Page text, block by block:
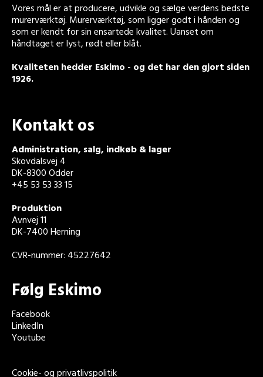
Vores mål er at producere, udvikle og sælge verdens bedste
murerværktøj. Murerværktøj, som ligger godt i hånden og
som er kendt for sin ensartede kvalitet. Uanset om
håndtaget er lyst, rødt eller blåt.
Kvaliteten hedder Eskimo - og det har den gjort siden
1926.
Kontakt os
Administration, salg, indkøb & lager
Skovdalsvej 4
DK-8300 Odder
+45 53 53 33 15
Produktion
Avnvej 11
DK-7400 Herning
CVR-nummer: 45227642
Følg Eskimo
Facebook
LinkedIn
Youtube
Cookie- og privatlivspolitik